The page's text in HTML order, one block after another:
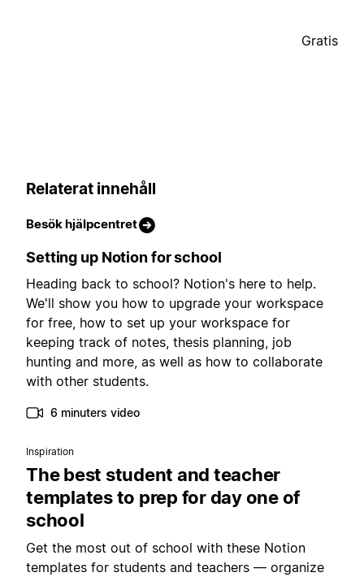
Gratis
Relaterat innehåll
Besök hjälpcentret
Setting up Notion for school
Heading back to school? Notion's here to help.
We'll show you how to upgrade your workspace
for free, how to set up your workspace for
keeping track of notes, thesis planning, job
hunting and more, as well as how to collaborate
with other students.
6 minuters video
Inspiration
The best student and teacher
templates to prep for day one of
school
Get the most out of school with these Notion
templates for students and teachers — organize